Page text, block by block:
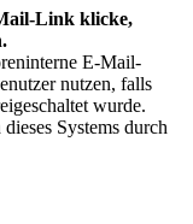
Link klicke,
E-Mail-
nutzen, falls
wurde.
Systems durch